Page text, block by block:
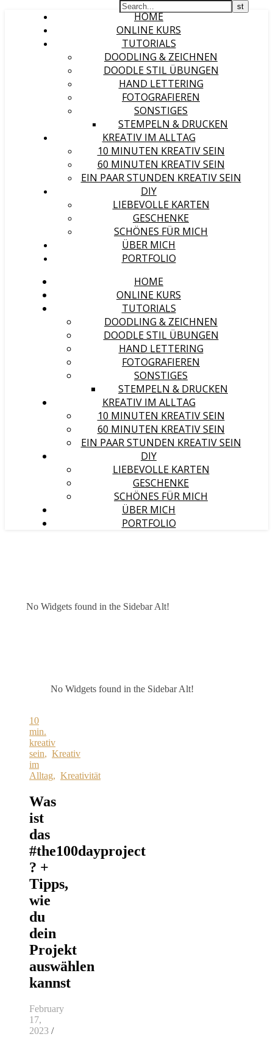
HOME
ONLINE KURS
TUTORIALS
DOODLING & ZEICHNEN
DOODLE STIL ÜBUNGEN
HAND LETTERING
FOTOGRAFIEREN
SONSTIGES
STEMPELN & DRUCKEN
KREATIV IM ALLTAG
10 MINUTEN KREATIV SEIN
60 MINUTEN KREATIV SEIN
EIN PAAR STUNDEN KREATIV SEIN
DIY
LIEBEVOLLE KARTEN
GESCHENKE
SCHÖNES FÜR MICH
ÜBER MICH
PORTFOLIO
HOME
ONLINE KURS
TUTORIALS
DOODLING & ZEICHNEN
DOODLE STIL ÜBUNGEN
HAND LETTERING
FOTOGRAFIEREN
SONSTIGES
STEMPELN & DRUCKEN
KREATIV IM ALLTAG
10 MINUTEN KREATIV SEIN
60 MINUTEN KREATIV SEIN
EIN PAAR STUNDEN KREATIV SEIN
DIY
LIEBEVOLLE KARTEN
GESCHENKE
SCHÖNES FÜR MICH
ÜBER MICH
PORTFOLIO
No Widgets found in the Sidebar Alt!
No Widgets found in the Sidebar Alt!
10
min.
kreativ
sein, Kreativ
im
Alltag, Kreativität
Was
ist
das
#the100dayproject
? +
Tipps,
wie
du
dein
Projekt
auswählen
kannst
February
17,
2023 /